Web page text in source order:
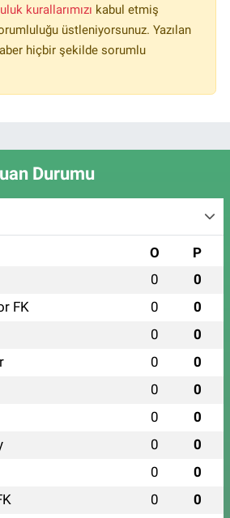
kurallarımızı kabul etmiş
üstleniyorsunuz. Yazılan
hiçbir şekilde sorumlu
Durumu
O P
0 0
FK 0 0
0 0
0 0
0 0
0 0
0 0
0 0
0 0